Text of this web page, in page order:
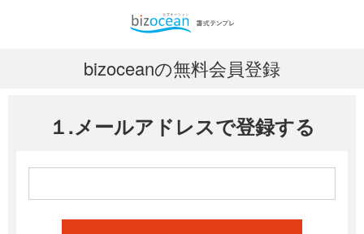
bizoceanの無料会員登録
１.メールアドレスで登録する